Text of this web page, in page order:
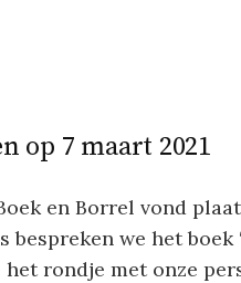
op 7 maart 2021
en Borrel vond
we het boek
het rondje met onze